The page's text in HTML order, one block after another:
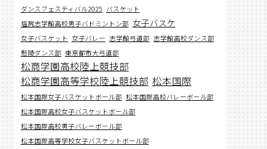
ダンスフェスティバル2025 バスケット
塩尻志学館高校男子バドミントン部 女子バスケ
女子バスケット 女子バレー 志学館弓道部 志学館高校ダンス部
懸陵ダンス部 東京都市大弓道部
松商学園高校陸上競技部
松商学園高等学校陸上競技部 松本国際
松本国際女子バスケットボール部 松本国際高校バレーボール部
松本国際高校女子バスケットボール部
松本国際高校男子バレーボール部
松本国際高等学校女子バスケットボール部